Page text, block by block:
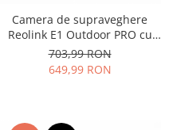
Camera de supraveghere
Reolink E1 Outdoor PRO cu
PTZ, WIFI, Auto Tracking,
detectare persoana/vehicul,
vedere nocturna color,
703,99 RON
649,99 RON